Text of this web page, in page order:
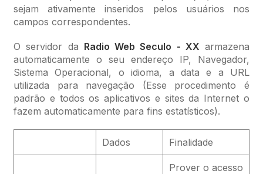
sejam ativamente inseridos pelos usuários nos
campos correspondentes.
O servidor da Radio Web Seculo - XX armazena
automaticamente o seu endereço IP, Navegador,
Sistema Operacional, o idioma, a data e a URL
utilizada para navegação (Esse procedimento é
padrão e todos os aplicativos e sites da Internet o
fazem automaticamente para fins estatísticos).
Dados Finalidade
Prover o acesso